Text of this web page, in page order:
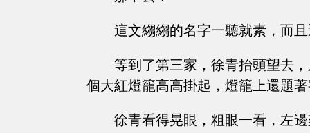
這文縐縐的名字一聽就素，而
等到了第三家，徐青抬頭望去
個大紅燈籠高高掛起，燈籠上還題
徐青看得晃眼，粗眼一看，左